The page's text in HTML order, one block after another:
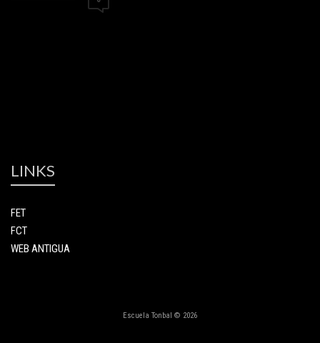
LINKS
FET
FCT
WEB ANTIGUA
Escuela Tonbal © 2026